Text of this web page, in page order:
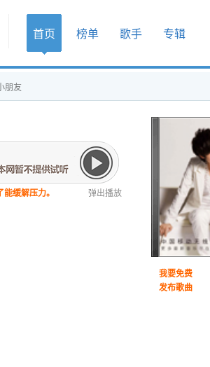
首页 榜单 歌手 专辑
朋友
缓解压力。 弹出播放
我要免费
发布歌曲